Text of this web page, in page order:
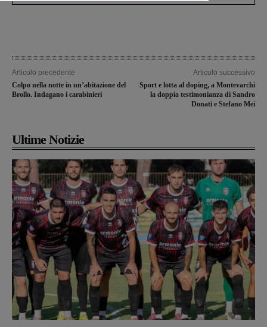
Articolo precedente
Colpo nella notte in un’abitazione del
Brollo. Indagano i carabinieri
Articolo successivo
Sport e lotta al doping, a Montevarchi
la doppia testimonianza di Sandro
Donati e Stefano Mei
Ultime Notizie